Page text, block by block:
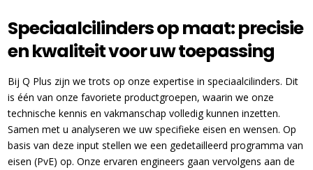
Speciaalcilinders op maat: precisie
en kwaliteit voor uw toepassing
Bij Q Plus zijn we trots op onze expertise in speciaalcilinders. Dit
is één van onze favoriete productgroepen, waarin we onze
technische kennis en vakmanschap volledig kunnen inzetten.
Samen met u analyseren we uw specifieke eisen en wensen. Op
basis van deze input stellen we een gedetailleerd programma van
eisen (PvE) op. Onze ervaren engineers gaan vervolgens aan de